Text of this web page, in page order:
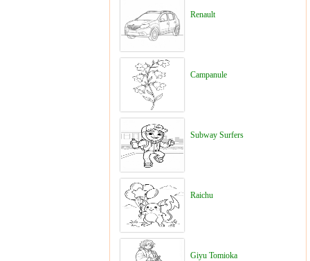
Renault
Campanule
Subway Surfers
Raichu
Giyu Tomioka